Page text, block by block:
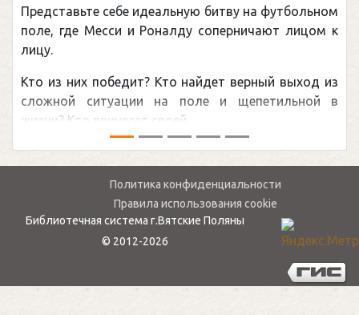
Представьте себе идеальную битву на футбольном
поле, где Месси и Роналду соперничают лицом к
лицу.
Кто из них победит? Кто найдет верный выход из
сложной ситуации на поле и щепетильной в
жизни? Кто принесет своей ...
Политика конфиденциальности
Правила использования cookie
Библиотечная система г.Вятские Поляны
© 2012-2026